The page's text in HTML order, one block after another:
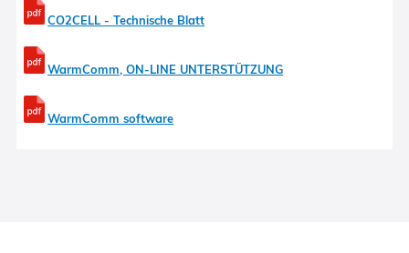
CO2CELL - Technische Blatt
WarmComm, ON-LINE UNTERSTÜTZUNG
WarmComm software